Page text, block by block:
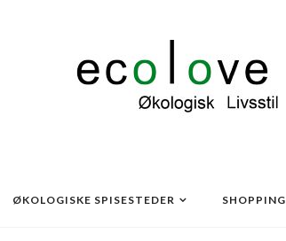
ØKOLOGISKE SPISESTEDER SHOPPING